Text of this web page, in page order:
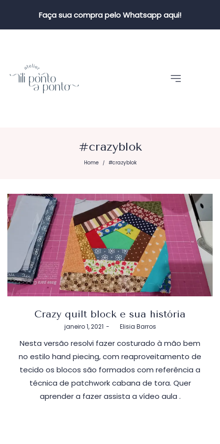
Faça sua compra pelo Whatsapp aqui!
#crazyblok
Home / #crazyblok
Crazy quilt block e sua história
Postado
janeiro 1, 2021 byElisia Barros
Nesta versão resolvi fazer costurado à mão bem
no estilo hand piecing, com reaproveitamento de
tecido os blocos são formados com referência a
técnica de patchwork cabana de tora. Quer
aprender a fazer assista a vídeo aula .